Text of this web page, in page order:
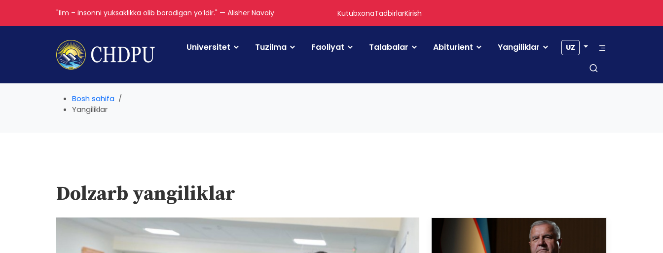
"Ilm – insonni yuksaklikka olib boradigan yoʻldir." — Alisher Navoiy KutubxonaTadbirlarKirish
Universitet Tuzilma Faoliyat Talabalar Abiturient Yangiliklar UZ
Bosh sahifa
Yangiliklar
Dolzarb yangiliklar